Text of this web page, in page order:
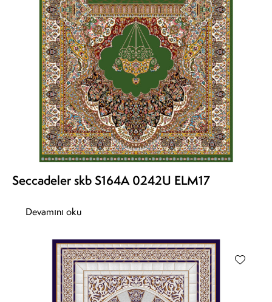
Seccadeler skb S164A 0242U ELM17
Devamını oku